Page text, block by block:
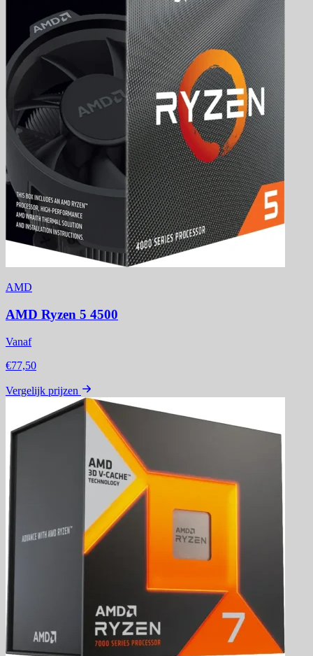
AMD
AMD Ryzen 5 4500
Vanaf
€77,50
Vergelijk prijzen